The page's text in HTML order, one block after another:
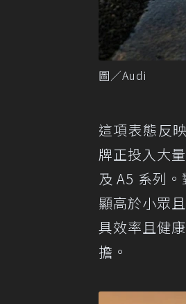
圖／Audi
這項表態反
牌正投入大
及 A5 系列
顯高於小眾
具效率且健
擔。